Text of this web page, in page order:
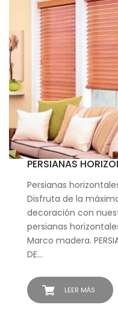
LEER MÁS
PERSIANAS
Persianas
Disfruta de la
decoración con
persianas
Marco madera.
DE…